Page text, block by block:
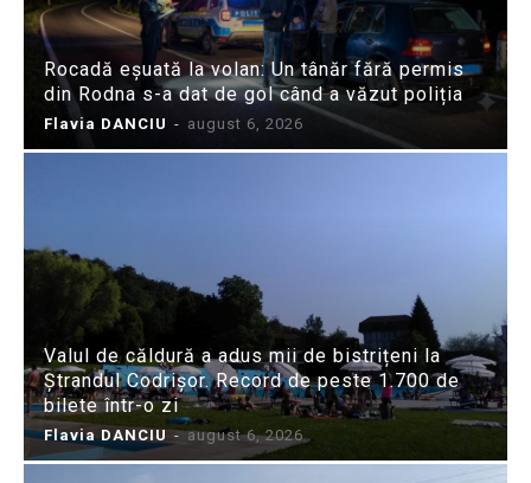
Rocadă eșuată la volan: Un tânăr fără permis
din Rodna s-a dat de gol când a văzut poliția
Flavia DANCIU - august 6, 2026
Valul de căldură a adus mii de bistrițeni la
Ștrandul Codrișor. Record de peste 1.700 de
bilete într-o zi
Flavia DANCIU - august 6, 2026